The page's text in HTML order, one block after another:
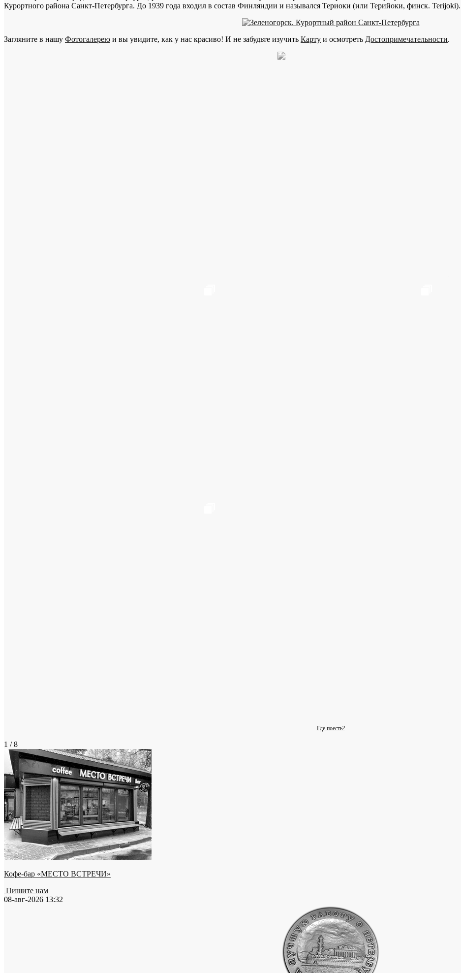
Курортного района Санкт-Петербурга. До 1939 года входил в состав Финляндии и назывался Териоки (или Терийоки, финск. Terijoki).
Загляните в нашу Фотогалерею и вы увидите, как у нас красиво! И не забудьте изучить Карту и осмотреть Достопримечательности.
Где поесть?
1 / 8
Кофе-бар «МЕСТО ВСТРЕЧИ»
Пишите нам
08-авг-2026 13:32